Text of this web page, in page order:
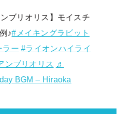
ブリオリス】モイスチ
♪#メイキングラビット
ラー #ライオンハイライ
ンブリオリス ♬
BGM – Hiraoka